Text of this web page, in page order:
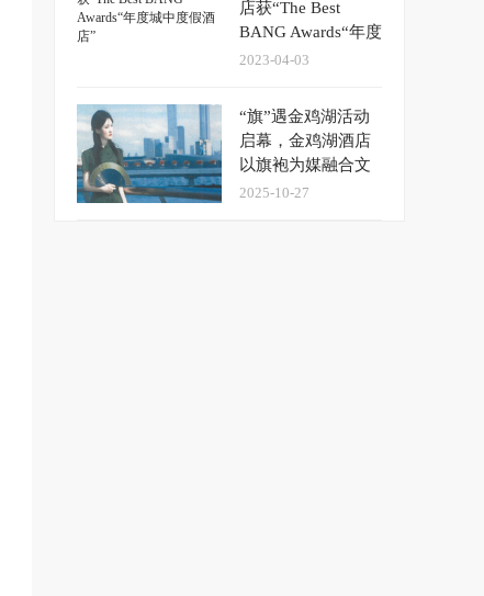
店获“The Best
BANG Awards“年度
城中度假酒店”
2023-04-03
“旗”遇金鸡湖活动
启幕，金鸡湖酒店
以旗袍为媒融合文
旅新场景
2025-10-27